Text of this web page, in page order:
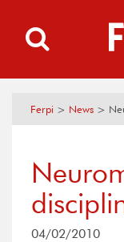
Ferpi > News >
04/02/2010